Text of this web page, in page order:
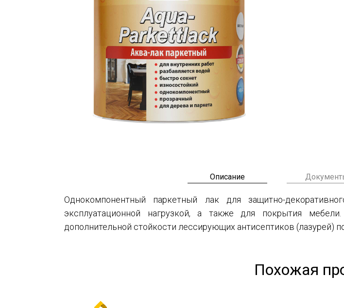
Описание
Однокомпонентный паркетный лак для защитно-
эксплуатационной нагрузкой, а также для покрытия
дополнительной стойкости лессирующих антисептиков (лазурей)
Похожая